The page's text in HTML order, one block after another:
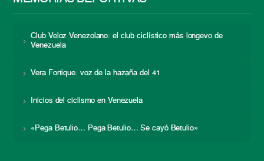
Club Veloz Venezolano: el club ciclístico más longevo de
Venezuela
Vera Fortique: voz de la hazaña del 41
Inicios del ciclismo en Venezuela
«Pega Betulio… Pega Betulio… Se cayó Betulio»